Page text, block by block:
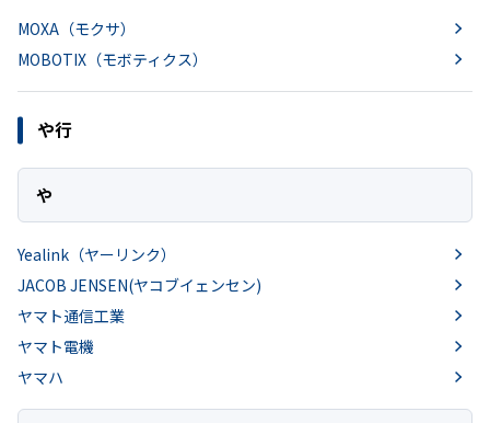
MOXA（モクサ）
MOBOTIX（モボティクス）
や行
や
Yealink（ヤーリンク）
JACOB JENSEN(ヤコブイェンセン)
ヤマト通信工業
ヤマト電機
ヤマハ